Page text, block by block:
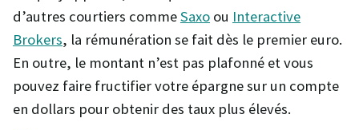
d’autres courtiers commeSaxo ou Interactive
Brokers, la rémunération se fait dès le premier euro.
En outre, le montant n’est pas plafonné et vous
pouvez faire fructifier votre épargne sur un compte
en dollars pour obtenir des taux plus élevés.